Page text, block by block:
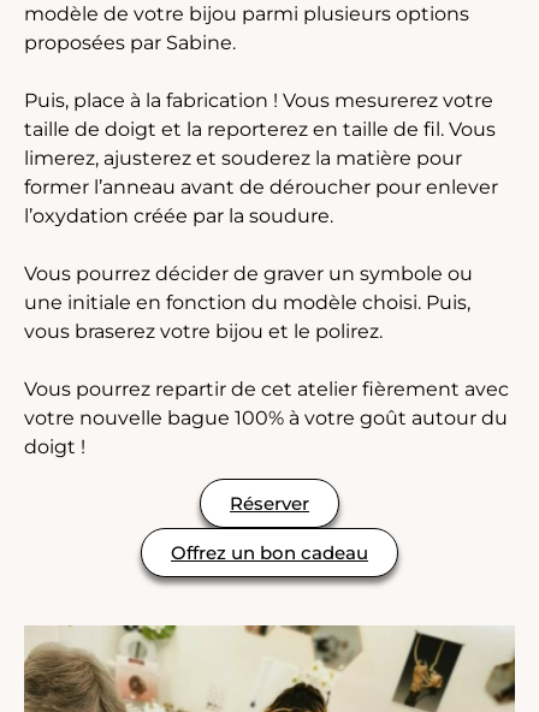
modèle de votre bijou parmi plusieurs options
proposées par Sabine.
Puis, place à la fabrication ! Vous mesurerez votre
taille de doigt et la reporterez en taille de fil. Vous
limerez, ajusterez et souderez la matière pour
former l’anneau avant de déroucher pour enlever
l’oxydation créée par la soudure.
Vous pourrez décider de graver un symbole ou
une initiale en fonction du modèle choisi. Puis,
vous braserez votre bijou et le polirez.
Vous pourrez repartir de cet atelier fièrement avec
votre nouvelle bague 100% à votre goût autour du
doigt !
Réserver
Offrez un bon cadeau